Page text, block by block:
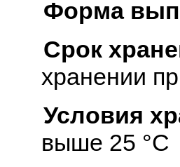
Форма
Срок
хранении
Условия
выше 25 °C